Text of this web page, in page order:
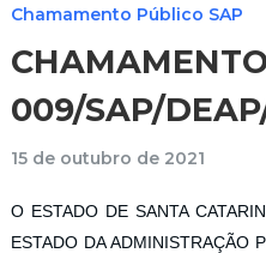
Chamamento Público SAP
009/SAP/
15 de outubro de 2021
O ESTADO DE SANTA
ESTADO DA ADMINISTRAÇÃO